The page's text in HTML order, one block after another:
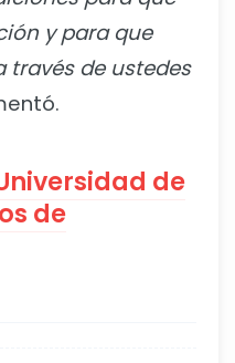
y para que
través de ustedes
de
de